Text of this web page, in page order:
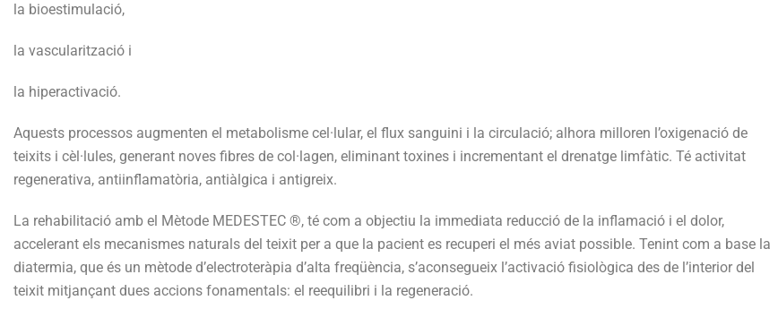
la bioestimulació,
la vascularització i
la hiperactivació.
Aquests processos augmenten el metabolisme cel·lular, el flux sanguini i la circulació; alhora milloren l’oxigenació de
teixits i cèl·lules, generant noves fibres de col·lagen, eliminant toxines i incrementant el drenatge limfàtic. Té activitat
regenerativa, antiinflamatòria, antiàlgica i antigreix.
La rehabilitació amb el Mètode MEDESTEC ®, té com a objectiu la immediata reducció de la inflamació i el dolor,
accelerant els mecanismes naturals del teixit per a que la pacient es recuperi el més aviat possible. Tenint com a base la
diatermia, que és un mètode d’electroteràpia d’alta freqüència, s’aconsegueix l’activació fisiològica des de l’interior del
teixit mitjançant dues accions fonamentals: el reequilibri i la regeneració.